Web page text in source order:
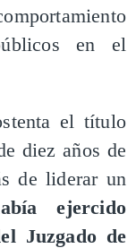
en el
el título
diez años de
de liderar un
ejercido
Juzgado de